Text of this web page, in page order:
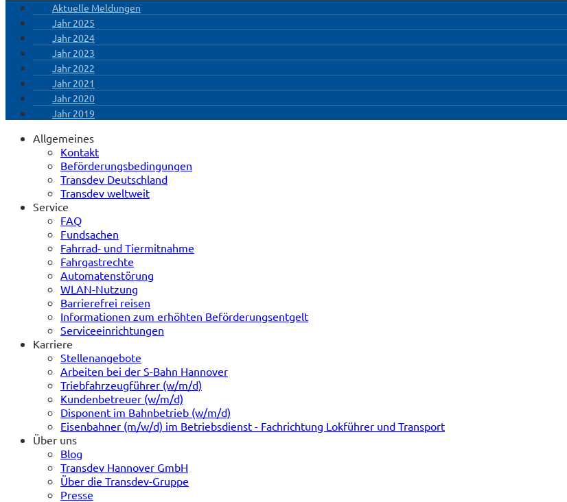
Aktuelle Meldungen
Jahr 2025
Jahr 2024
Jahr 2023
Jahr 2022
Jahr 2021
Jahr 2020
Jahr 2019
Allgemeines
Kontakt
Beförderungsbedingungen
Transdev Deutschland
Transdev weltweit
Service
FAQ
Fundsachen
Fahrrad- und Tiermitnahme
Fahrgastrechte
Automatenstörung
WLAN-Nutzung
Barrierefrei reisen
Informationen zum erhöhten Beförderungsentgelt
Serviceeinrichtungen
Karriere
Stellenangebote
Arbeiten bei der S-Bahn Hannover
Triebfahrzeugführer (w/m/d)
Kundenbetreuer (w/m/d)
Disponent im Bahnbetrieb (w/m/d)
Eisenbahner (m/w/d) im Betriebsdienst - Fachrichtung Lokführer und Transport
Über uns
Blog
Transdev Hannover GmbH
Über die Transdev-Gruppe
Presse